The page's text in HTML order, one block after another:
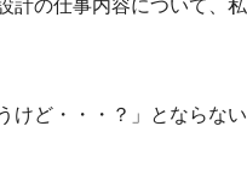
計の仕事内容について、
けど・・・？」とならな